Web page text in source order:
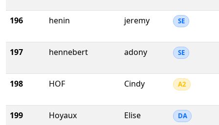
196 henin jeremy SE
197 hennebert adony SE
198 HOF Cindy A2
199 Hoyaux Elise DA